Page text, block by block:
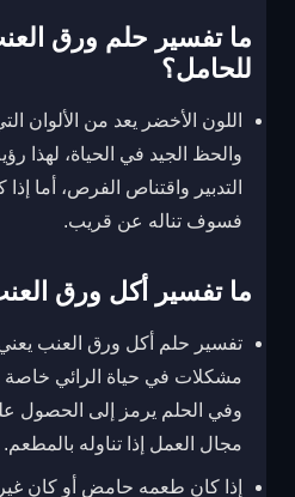
ما تفسير حلم ورق
للحامل؟
اللون الأخضر يعد من الألوان
والحظ الجيد في الحياة، لهذا
التدبير واقتناص الفرص، أما
فسوف تناله عن قريب.
ما تفسير أكل ورق
تفسير حلم أكل ورق العنب
مشكلات في حياة الرائي خاصة
وفي الحلم يرمز إلى الحصول
مجال العمل إذا تناوله بالمطعم.
إذا كان طعمه حامض أو كان غير